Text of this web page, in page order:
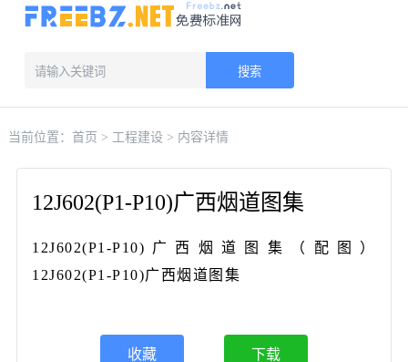
搜索
当前位置： 首页 > 工程建设> 内容详情
12J602(P1-P10)广西烟道图集
12J602(P1-P10)广西烟道图集（配图）
12J602(P1-P10)广西烟道图集
收藏 下载